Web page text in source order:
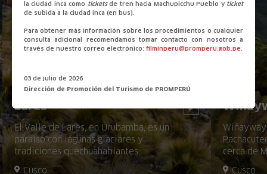
la ciudad inca como ticketsde tren hacia Machupicchu Pueblo y ticket
de subida a la ciudad inca (en bus).
Para obtener más información sobre los procedimientos o cualquier
consulta adicional recomendamos tomar contacto con nosotros a
través de nuestro correo electrónico: filminperu@promperu.gob.pe
03 de julio de 2026
Dirección de Promoción del Turismo de PROMPERÚ
Lares
El Valle de Lares, en Urubamba, es un
paraíso con lagunas glaciares y
tradiciones quechuahablantes.
Cusco
cerca de
Cusco